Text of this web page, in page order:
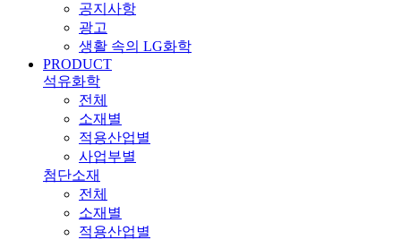
공지사항
광고
생활 속의 LG화학
PRODUCT
석유화학
전체
소재별
적용산업별
사업부별
첨단소재
전체
소재별
적용산업별